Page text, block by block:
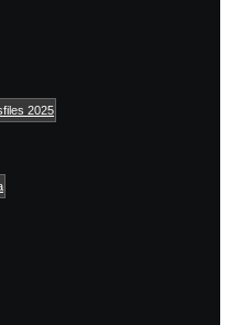
2025